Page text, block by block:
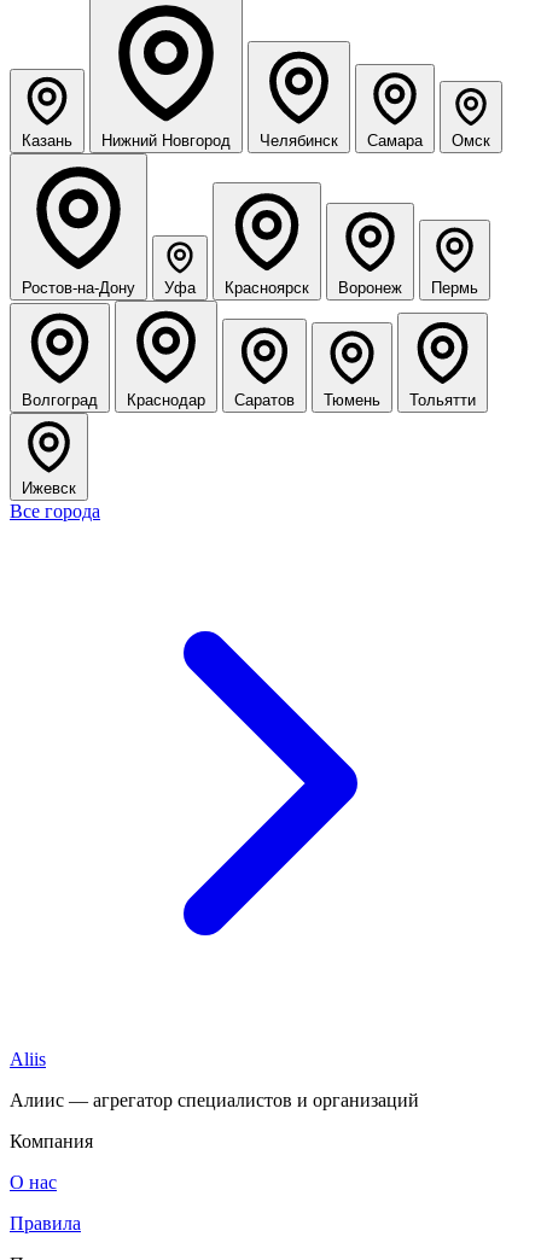
Казань Нижний Новгород Челябинск Самара Омск
Ростов-на-Дону Уфа Красноярск Воронеж Пермь
Волгоград Краснодар Саратов Тюмень Тольятти
Ижевск
Все города
Aliis
Алиис — агрегатор специалистов и организаций
Компания
О нас
Правила